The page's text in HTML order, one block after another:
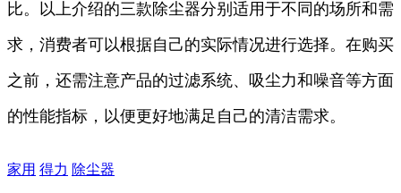
比。以上介绍的三款除尘器分别适用于不同的场所和需
求，消费者可以根据自己的实际情况进行选择。在购买
之前，还需注意产品的过滤系统、吸尘力和噪音等方面
的性能指标，以便更好地满足自己的清洁需求。
家用 得力 除尘器